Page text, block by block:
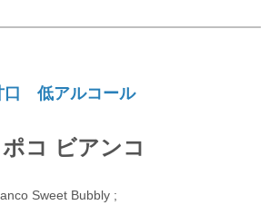
口 低アルコール
コ ビアンコ
Sweet Bubbly ;